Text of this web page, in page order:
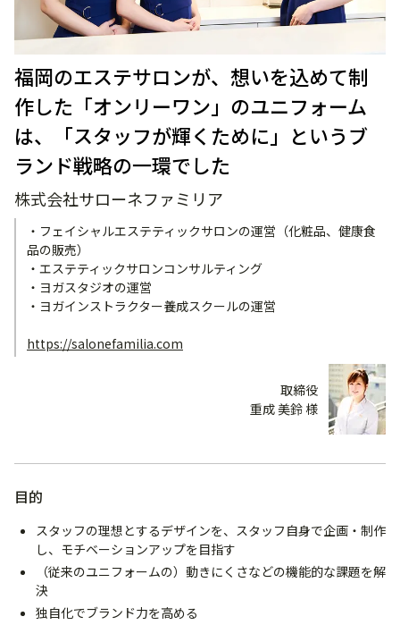
福岡のエステサロンが、想いを込めて制
作した「オンリーワン」のユニフォーム
は、「スタッフが輝くために」というブ
ランド戦略の一環でした
株式会社サローネファミリア
・フェイシャルエステティックサロンの運営（化粧品、健康食
品の販売）
・エステティックサロンコンサルティング
・ヨガスタジオの運営
・ヨガインストラクター養成スクールの運営
https://salonefamilia.com
取締役
重成 美鈴 様
目的
スタッフの理想とするデザインを、スタッフ自身で企画・制作
し、モチベーションアップを目指す
（従来のユニフォームの）動きにくさなどの機能的な課題を解
決
独自化でブランド力を高める